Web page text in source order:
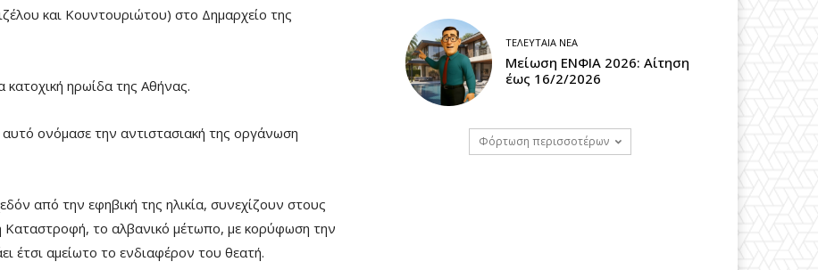
και Κουντουριώτου) στο Δημαρχείο της
ηρωίδα της Αθήνας.
ονόμασε την αντιστασιακή της οργάνωση
από την εφηβική της ηλικία, συνεχίζουν στους
Καταστροφή, το αλβανικό μέτωπο, με κορύφωση την
έτσι αμείωτο το ενδιαφέρον του θεατή.
ΤΕΛΕΥΤΑΊΑ ΝΈΑ
Μείωση ΕΝΦΙΑ 2026: Αίτηση
έως 16/2/2026
Φόρτωση περισσοτέρων